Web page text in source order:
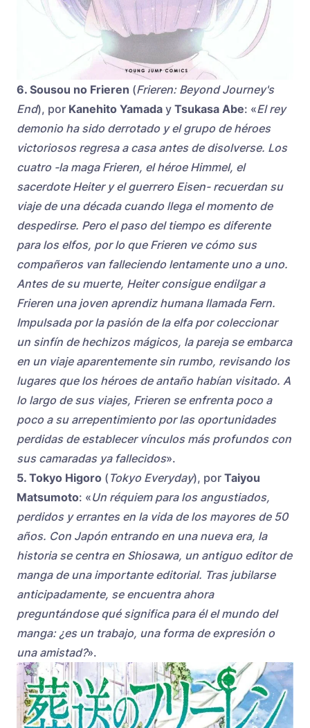
6. Sousou no Frieren (Frieren: Beyond Journey's
End), por Kanehito Yamada y Tsukasa Abe: «El rey
demonio ha sido derrotado y el grupo de héroes
victoriosos regresa a casa antes de disolverse. Los
cuatro -la maga Frieren, el héroe Himmel, el
sacerdote Heiter y el guerrero Eisen- recuerdan su
viaje de una década cuando llega el momento de
despedirse. Pero el paso del tiempo es diferente
para los elfos, por lo que Frieren ve cómo sus
compañeros van falleciendo lentamente uno a uno.
Antes de su muerte, Heiter consigue endilgar a
Frieren una joven aprendiz humana llamada Fern.
Impulsada por la pasión de la elfa por coleccionar
un sinfín de hechizos mágicos, la pareja se embarca
en un viaje aparentemente sin rumbo, revisando los
lugares que los héroes de antaño habían visitado. A
lo largo de sus viajes, Frieren se enfrenta poco a
poco a su arrepentimiento por las oportunidades
perdidas de establecer vínculos más profundos con
sus camaradas ya fallecidos».
5. Tokyo Higoro ( Tokyo Everyday), por Taiyou
Matsumoto: «Un réquiem para los angustiados,
perdidos y errantes en la vida de los mayores de 50
años. Con Japón entrando en una nueva era, la
historia se centra en Shiosawa, un antiguo editor de
manga de una importante editorial. Tras jubilarse
anticipadamente, se encuentra ahora
preguntándose qué significa para él el mundo del
manga: ¿es un trabajo, una forma de expresión o
una amistad?».